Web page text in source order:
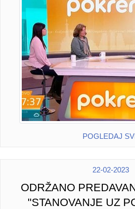
POGLEDAJ
22-02-2023
ODRŽANO
"STANOVANJE UZ